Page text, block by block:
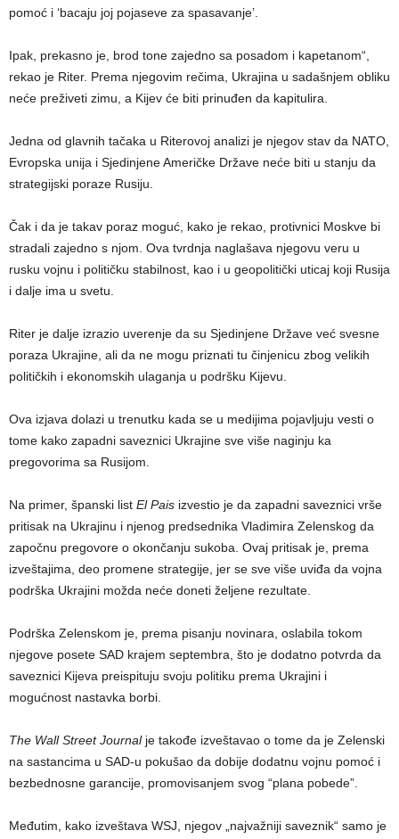
pomoć i ‘bacaju joj pojaseve za spasavanje’.
Ipak, prekasno je, brod tone zajedno sa posadom i kapetanom“,
rekao je Riter. Prema njegovim rečima, Ukrajina u sadašnjem obliku
neće preživeti zimu, a Kijev će biti prinuđen da kapitulira.
Jedna od glavnih tačaka u Riterovoj analizi je njegov stav da NATO,
Evropska unija i Sjedinjene Američke Države neće biti u stanju da
strategijski poraze Rusiju.
Čak i da je takav poraz moguć, kako je rekao, protivnici Moskve bi
stradali zajedno s njom. Ova tvrdnja naglašava njegovu veru u
rusku vojnu i političku stabilnost, kao i u geopolitički uticaj koji Rusija
i dalje ima u svetu.
Riter je dalje izrazio uverenje da su Sjedinjene Države već svesne
poraza Ukrajine, ali da ne mogu priznati tu činjenicu zbog velikih
političkih i ekonomskih ulaganja u podršku Kijevu.
Ova izjava dolazi u trenutku kada se u medijima pojavljuju vesti o
tome kako zapadni saveznici Ukrajine sve više naginju ka
pregovorima sa Rusijom.
Na primer, španski list El Pais izvestio je da zapadni saveznici vrše
pritisak na Ukrajinu i njenog predsednika Vladimira Zelenskog da
započnu pregovore o okončanju sukoba. Ovaj pritisak je, prema
izveštajima, deo promene strategije, jer se sve više uviđa da vojna
podrška Ukrajini možda neće doneti željene rezultate.
Podrška Zelenskom je, prema pisanju novinara, oslabila tokom
njegove posete SAD krajem septembra, što je dodatno potvrda da
saveznici Kijeva preispituju svoju politiku prema Ukrajini i
mogućnost nastavka borbi.
The Wall Street Journalje takođe izveštavao o tome da je Zelenski
na sastancima u SAD-u pokušao da dobije dodatnu vojnu pomoć i
bezbednosne garancije, promovisanjem svog “plana pobede”.
Međutim, kako izveštava WSJ, njegov „najvažniji saveznik“ samo je